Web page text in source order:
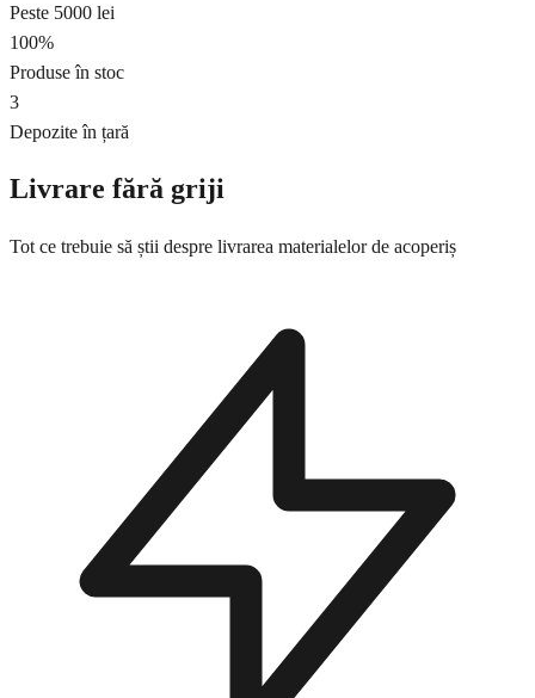
Peste 5000 lei
100%
Produse în stoc
3
Depozite în țară
Livrare fără griji
Tot ce trebuie să știi despre livrarea materialelor de acoperiș